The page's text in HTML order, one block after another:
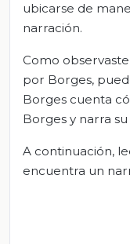
ubicarse de
narración.
Como
por Borges,
Borges cuenta
Borges y narra
A continuación,
encuentra un